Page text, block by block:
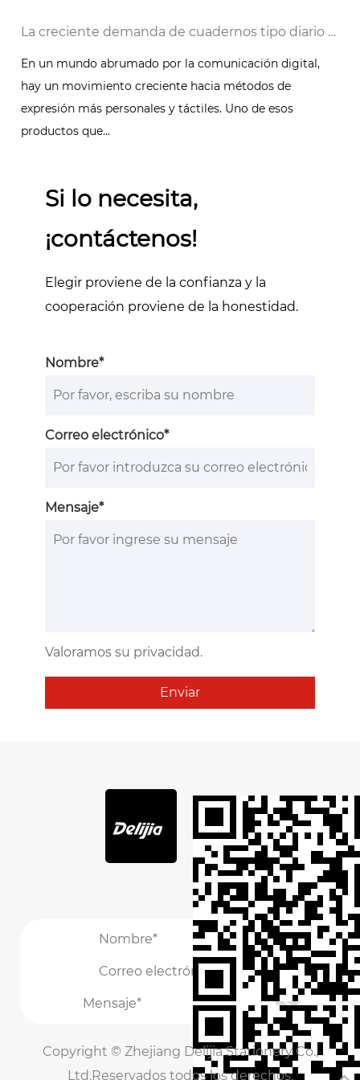
La creciente demanda de cuadernos tipo diario encuadernados en cuero personalizados: una tendencia atemporal
En un mundo abrumado por la comunicación digital,
hay un movimiento creciente hacia métodos de
expresión más personales y táctiles. Uno de esos
productos que...
Si lo necesita,
¡contáctenos!
Elegir proviene de la confianza y la
cooperación proviene de la honestidad.
Nombre*
Correo electrónico*
Mensaje*
Valoramos su privacidad.
/
Copyright © Zhejiang Delijia Stationery Co.,
Ltd.Reservados todos los derechos.